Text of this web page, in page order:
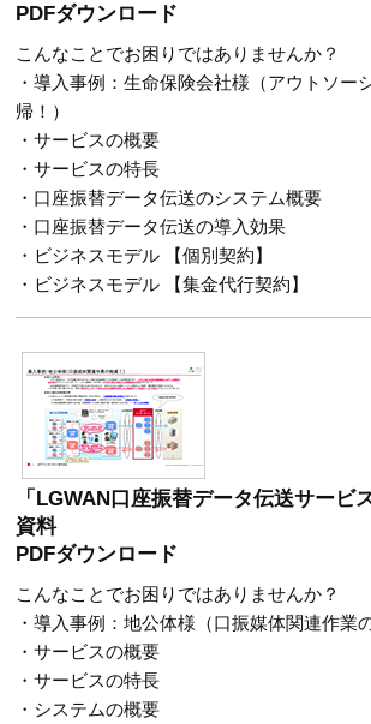
PDFダウンロード
こんなことでお困りではありませんか？
・導入事例：生命保険会社様（アウトソー
帰！）
・サービスの概要
・サービスの特長
・口座振替データ伝送のシステム概要
・口座振替データ伝送の導入効果
・ビジネスモデル 【個別契約】
・ビジネスモデル 【集金代行契約】
「LGWAN口座振替データ伝送サービ
資料
PDFダウンロード
こんなことでお困りではありませんか？
・導入事例：地公体様（口振媒体関連作業
・サービスの概要
・サービスの特長
・システムの概要